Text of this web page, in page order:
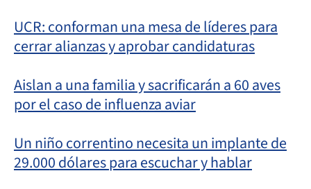
UCR: conforman una mesa de líderes para
cerrar alianzas y aprobar candidaturas
Aislan a una familia y sacrificarán a 60 aves
por el caso de influenza aviar
Un niño correntino necesita un implante de
29.000 dólares para escuchar y hablar